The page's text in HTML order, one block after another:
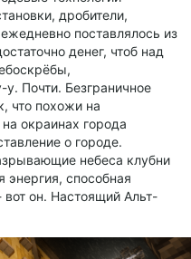
дробители,
поставлялось из
денег, чтоб над
Почти. Безграничное
что похожи на
окраинах города
о городе.
небеса клубни
способная
вот он. Настоящий Альт-